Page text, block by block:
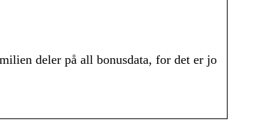
deler på all bonusdata, for det er jo